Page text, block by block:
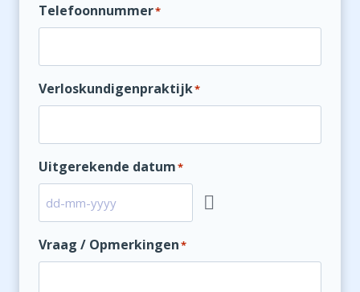
Telefoonnummer*
Verloskundigenpraktijk*
Uitgerekende datum*
Vraag / Opmerkingen*